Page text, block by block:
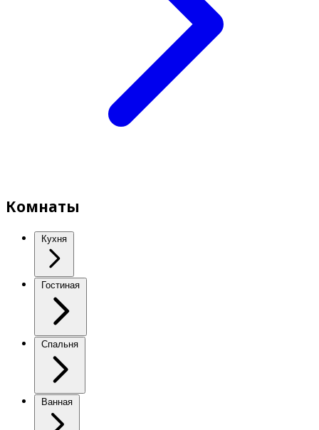
Комнаты
Кухня
Гостиная
Спальня
Ванная